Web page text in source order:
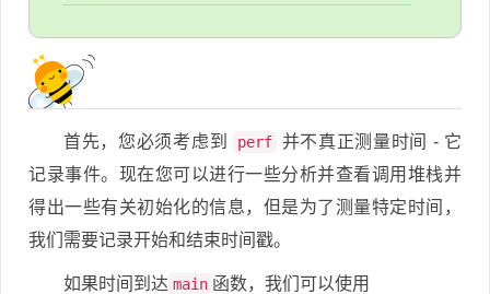
首先，您必须考虑到 perf 并不真正测量时间 - 它
记录事件。现在您可以进行一些分析并查看调用堆栈并
得出一些有关初始化的信息，但是为了测量特定时间，
我们需要记录开始和结束时间戳。
如果时间到达 main 函数，我们可以使用